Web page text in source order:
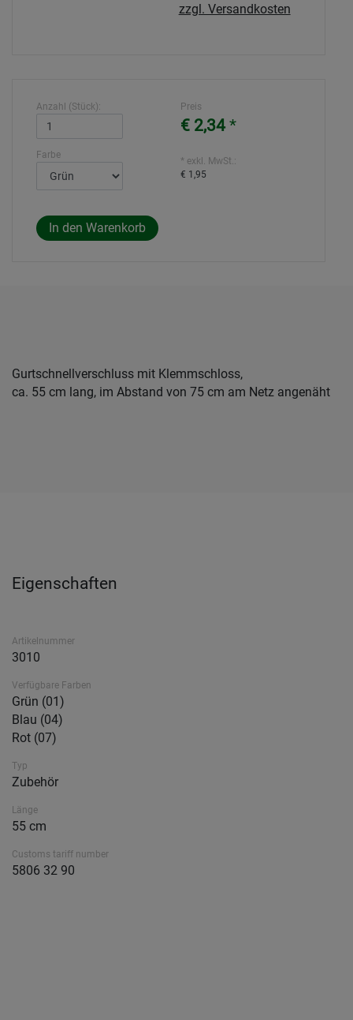
zzgl. Versandkosten
Anzahl (Stück):
Farbe
Preis
€ 2,34*
* exkl. MwSt.:
€ 1,95
Gurtschnellverschluss mit Klemmschloss,
ca. 55 cm lang, im Abstand von 75 cm am Netz angenäht
Eigenschaften
Artikelnummer
3010
Verfügbare Farben
Grün (01)
Blau (04)
Rot (07)
Typ
Zubehör
Länge
55 cm
Customs tariff number
5806 32 90